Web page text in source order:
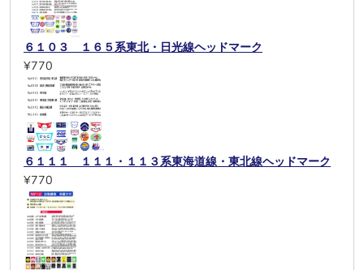
６１０３ １６５系東北・日光線ヘッドマーク
¥770
６１１１ １１１・１１３系東海道線・東北線ヘッドマーク
¥770